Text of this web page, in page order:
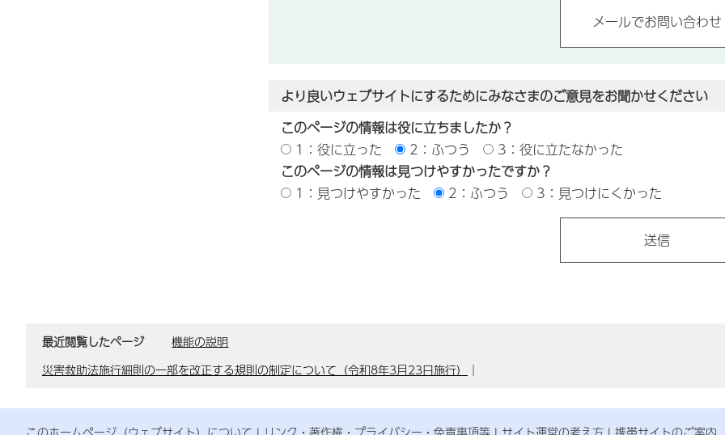
より良いウェブサイトにするためにみなさまのご意見をお聞かせください
このページの情報は役に立ちましたか？
1：役に立った
2：ふつう
3：役に立たなかった
このページの情報は見つけやすかったですか？
1：見つけやすかった
2：ふつう 3：見つけにくかった
最近閲覧したページ
機能の説明
災害救助法施行細則の一部を改正する規則の制定について（令和8年3月23日施行）
｜